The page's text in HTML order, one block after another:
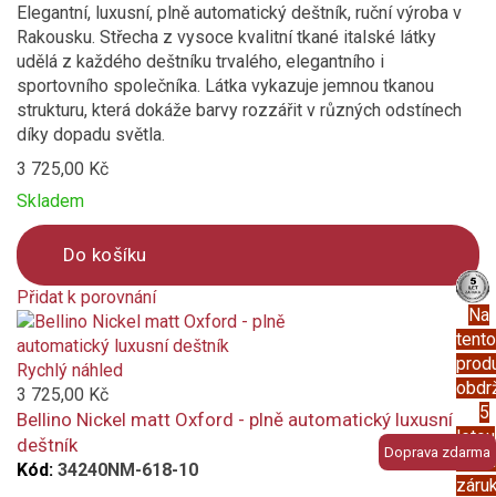
Na
tento
5
letou
Elegantní, luxusní, plně automatický deštník, ruční výroba v
Rakousku. Střecha z vysoce kvalitní tkané italské látky
udělá z každého deštníku trvalého, elegantního i
sportovního společníka. Látka vykazuje jemnou tkanou
strukturu, která dokáže barvy rozzářit v různých odstínech
díky dopadu světla.
3 725,00 Kč
Skladem
Do košíku
Přidat k porovnání
Product
is
added
to
compare
Doprava zdarma
Rychlý náhled
3 725,00 Kč
Bellino Nickel matt Oxford - plně automatický luxusní
deštník
Kód: 34240NM-618-10